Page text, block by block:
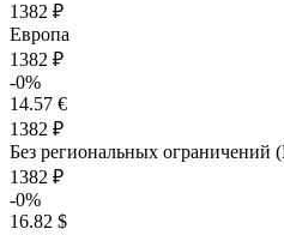
1382 ₽
Европа
1382 ₽
-0%
14.57 €
1382 ₽
Без региональных ограничений
1382 ₽
-0%
16.82 $